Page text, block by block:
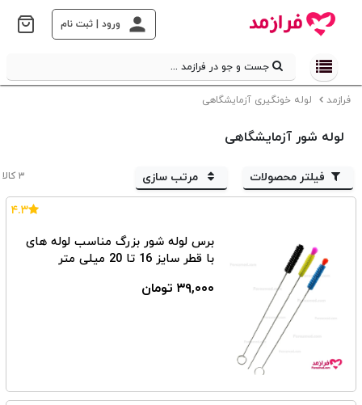
ورود | ثبت نام
جست و جو در فرازمد ...
فرازمد لوله خونگیری آزمایشگاهی
لوله شور آزمایشگاهی
فیلتر محصولات مرتب سازی ۳ کالا
برس لوله شور بزرگ مناسب لوله های
با قطر سایز 16 تا 20 میلی متر
۳۹,۰۰۰ تومان
۴.۳